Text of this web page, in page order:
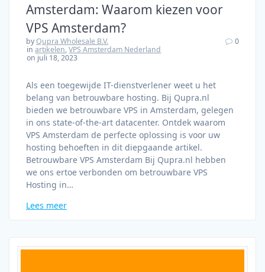
Amsterdam: Waarom kiezen voor
VPS Amsterdam?
byQupra Wholesale B.V.
inartikelen,VPS Amsterdam Nederland
on juli 18, 2023
0
Als een toegewijde IT-dienstverlener weet u het
belang van betrouwbare hosting. Bij Qupra.nl
bieden we betrouwbare VPS in Amsterdam, gelegen
in ons state-of-the-art datacenter. Ontdek waarom
VPS Amsterdam de perfecte oplossing is voor uw
hosting behoeften in dit diepgaande artikel.
Betrouwbare VPS Amsterdam Bij Qupra.nl hebben
we ons ertoe verbonden om betrouwbare VPS
Hosting in…
Lees meer